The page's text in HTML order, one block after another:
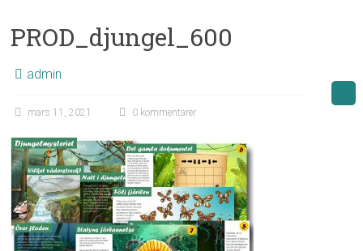
PROD_djungel_600
admin
mars 11, 2021 0 kommentarer